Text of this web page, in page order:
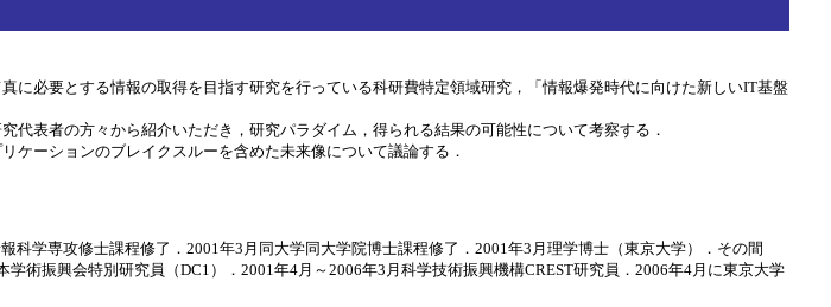
必要とする情報の取得を目指す研究を行っている科研費特定領域研究，「情報爆発時代に向けた新しいIT基盤
表者の方々から紹介いただき，研究パラダイム，得られる結果の可能性について考察する．
ケーションのブレイクスルーを含めた未来像について議論する．
学専攻修士課程修了．2001年3月同大学同大学院博士課程修了．2001年3月理学博士（東京大学）．その間
術振興会特別研究員（DC1）．2001年4月～2006年3月科学技術振興機構CREST研究員．2006年4月に東京大学